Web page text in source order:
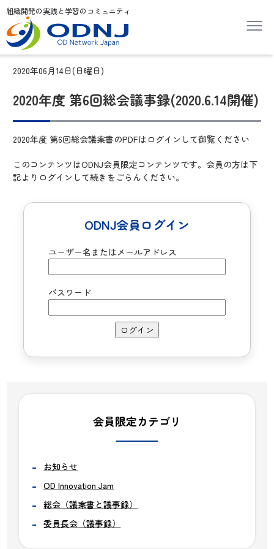
組織開発の実践と学習のコミュニティ
2020年06月14日(日曜日)
2020年度 第6回総会議事録(2020.6.14開催)
2020年度 第6回総会議案書のPDFはログインして御覧ください
このコンテンツはODNJ会員限定コンテンツです。会員の方は下
記よりログインして続きをごらんください。
ODNJ会員ログイン
ユーザー名またはメールアドレス
パスワード
会員限定カテゴリ
お知らせ
OD Innovation Jam
総会（議案書と議事録）
委員長会（議事録）